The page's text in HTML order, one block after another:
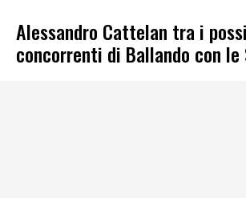
Alessandro Cattelan tra i
concorrenti di Ballando con